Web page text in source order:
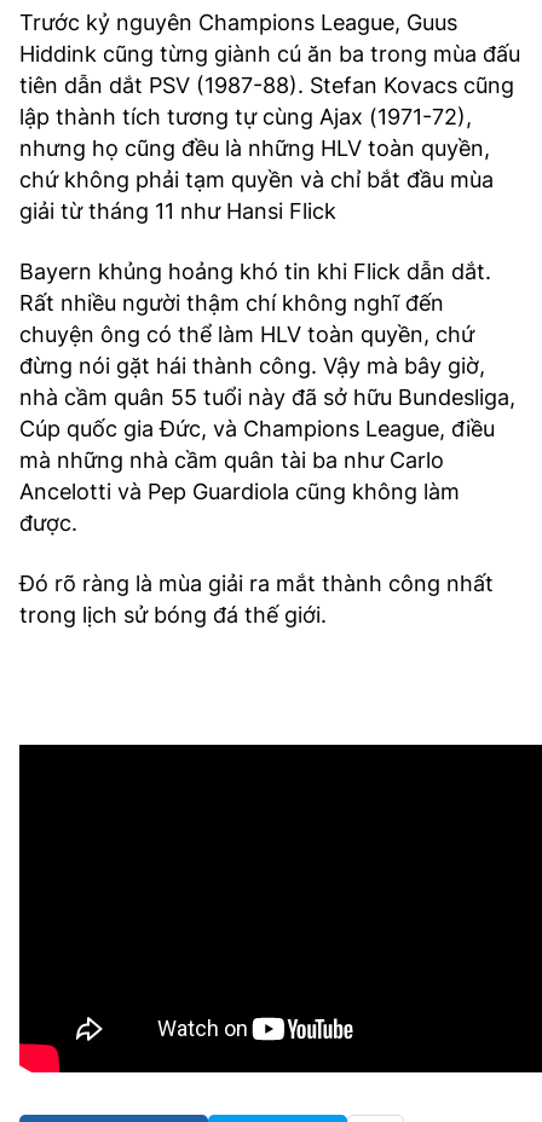
Trước kỷ nguyên Champions League, Guus
Hiddink cũng từng giành cú ăn ba trong mùa đấu
tiên dẫn dắt PSV (1987-88). Stefan Kovacs cũng
lập thành tích tương tự cùng Ajax (1971-72),
nhưng họ cũng đều là những HLV toàn quyền,
chứ không phải tạm quyền và chỉ bắt đầu mùa
giải từ tháng 11 như Hansi Flick
Bayern khủng hoảng khó tin khi Flick dẫn dắt.
Rất nhiều người thậm chí không nghĩ đến
chuyện ông có thể làm HLV toàn quyền, chứ
đừng nói gặt hái thành công. Vậy mà bây giờ,
nhà cầm quân 55 tuổi này đã sở hữu Bundesliga,
Cúp quốc gia Đức, và Champions League, điều
mà những nhà cầm quân tài ba như Carlo
Ancelotti và Pep Guardiola cũng không làm
được.
Đó rõ ràng là mùa giải ra mắt thành công nhất
trong lịch sử bóng đá thế giới.